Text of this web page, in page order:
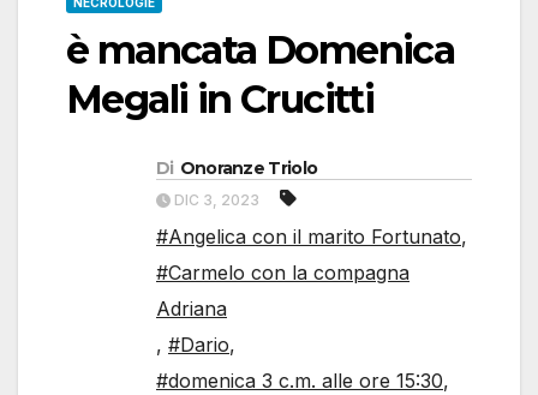
è mancata Domenica
Megali in Crucitti
Di Onoranze Triolo
DIC 3, 2023
#Angelica con il marito Fortunato,
#Carmelo con la compagna
Adriana
, #Dario,
#domenica 3 c.m. alle ore 15:30,